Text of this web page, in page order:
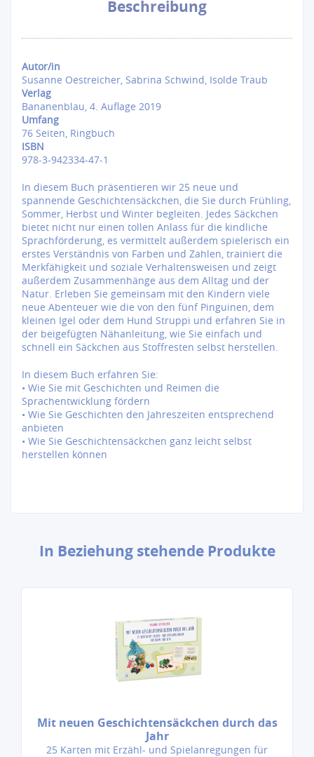
Beschreibung
Autor/in
Susanne Oestreicher, Sabrina Schwind, Isolde Traub
Verlag
Bananenblau, 4. Auflage 2019
Umfang
76 Seiten, Ringbuch
ISBN
978-3-942334-47-1
In diesem Buch präsentieren wir 25 neue und
spannende Geschichtensäckchen, die Sie durch Frühling,
Sommer, Herbst und Winter begleiten. Jedes Säckchen
bietet nicht nur einen tollen Anlass für die kindliche
Sprachförderung, es vermittelt außerdem spielerisch ein
erstes Verständnis von Farben und Zahlen, trainiert die
Merkfähigkeit und soziale Verhaltensweisen und zeigt
außerdem Zusammenhänge aus dem Alltag und der
Natur. Erleben Sie gemeinsam mit den Kindern viele
neue Abenteuer wie die von den fünf Pinguinen, dem
kleinen Igel oder dem Hund Struppi und erfahren Sie in
der beigefügten Nähanleitung, wie Sie einfach und
schnell ein Säckchen aus Stoffresten selbst herstellen.
In diesem Buch erfahren Sie:
• Wie Sie mit Geschichten und Reimen die
Sprachentwicklung fördern
• Wie Sie Geschichten den Jahreszeiten entsprechend
anbieten
• Wie Sie Geschichtensäckchen ganz leicht selbst
herstellen können
In Beziehung stehende Produkte
Mit neuen Geschichtensäckchen durch das
Jahr
25 Karten mit Erzähl- und Spielanregungen für